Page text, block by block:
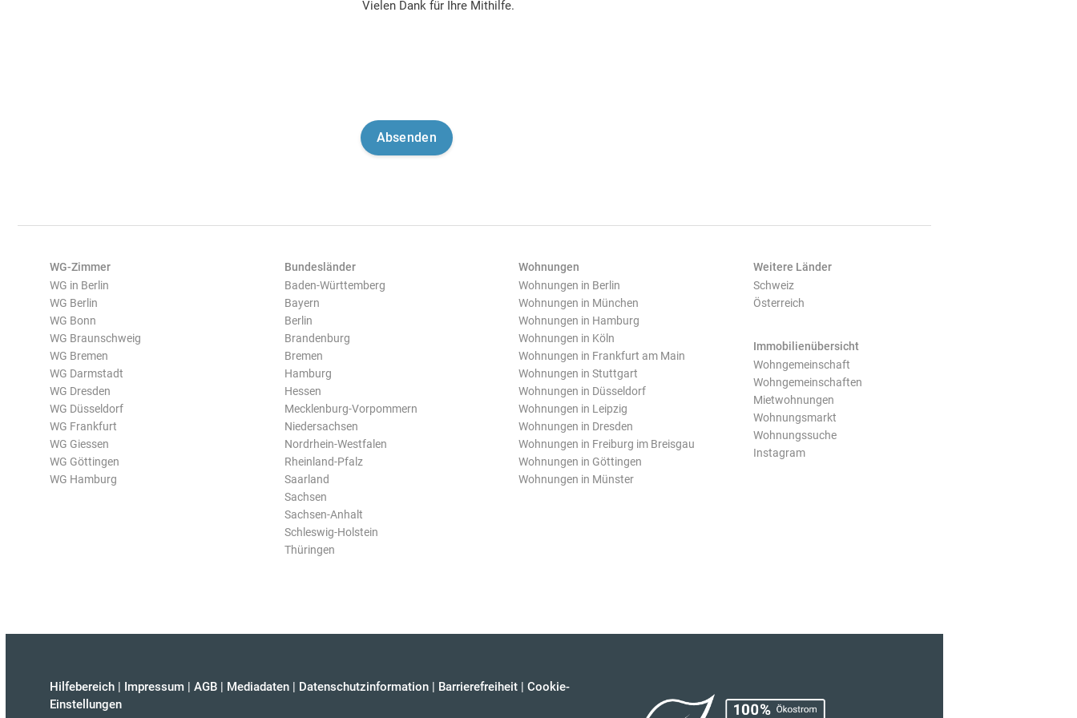
Vielen Dank für Ihre Mithilfe.
WG-Zimmer
WG in Berlin
WG Berlin
WG Bonn
WG Braunschweig
WG Bremen
WG Darmstadt
WG Dresden
WG Düsseldorf
WG Frankfurt
WG Giessen
WG Göttingen
WG Hamburg
Bundesländer
Baden-Württemberg
Bayern
Berlin
Brandenburg
Bremen
Hamburg
Hessen
Mecklenburg-Vorpommern
Niedersachsen
Nordrhein-Westfalen
Rheinland-Pfalz
Saarland
Sachsen
Sachsen-Anhalt
Schleswig-Holstein
Thüringen
Wohnungen
Wohnungen in Berlin
Wohnungen in München
Wohnungen in Hamburg
Wohnungen in Köln
Wohnungen in Frankfurt am Main
Wohnungen in Stuttgart
Wohnungen in Düsseldorf
Wohnungen in Leipzig
Wohnungen in Dresden
Wohnungen in Freiburg im Breisgau
Wohnungen in Göttingen
Wohnungen in Münster
Weitere Länder
Schweiz
Österreich
Immobilienübersicht
Wohngemeinschaft
Wohngemeinschaften
Mietwohnungen
Wohnungsmarkt
Wohnungssuche
Instagram
Hilfebereich | Impressum | AGB | Mediadaten | Datenschutzinformation | Barrierefreiheit | Cookie-
Einstellungen